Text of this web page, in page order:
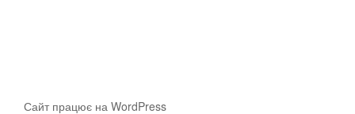
Сайт працює на WordPress